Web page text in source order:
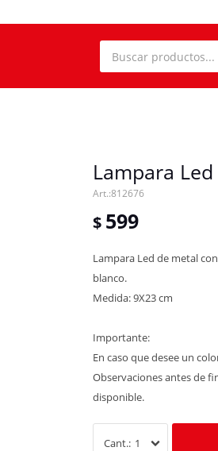
Lampara
812676
$ 599
Lampara Led de metal
blanco.
Medida: 9X23 cm
Importante:
En caso que desee un
Observaciones antes de
disponible.
1